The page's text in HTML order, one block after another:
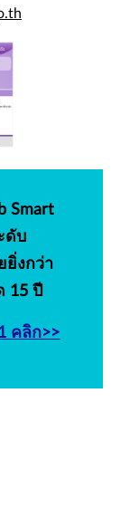
Smart
ดับ
งกว่า
15 ปี
คลิก>>